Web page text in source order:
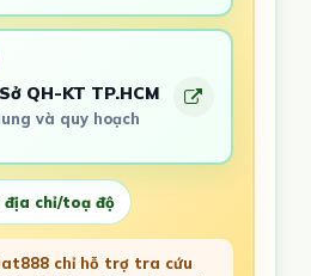
QH-KT TP.HCM
và quy hoạch
địa chỉ/toạ độ
chỉ hỗ trợ tra cứu